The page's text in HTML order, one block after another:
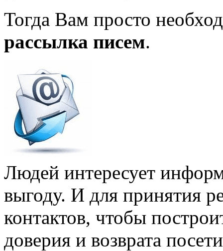
Тогда Вам просто
рассылка писем.
Людей интересует
выгоду. И для принятия
контактов, чтобы
доверия и возврата